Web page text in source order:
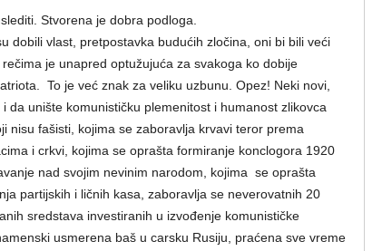
Stvorena je dobra podloga.
dobili vlast, pretpostavka budućih zločina, oni bi bili veći
je unapred optužujuća za svakoga ko dobije
To je već znak za veliku uzbunu. Opez! Neki novi,
da unište komunističku plemenitost i humanost zlikovca
nisu fašisti, kojima se zaboravlja krvavi teror prema
i crkvi, kojima se oprašta formiranje konclogora 1920
nad svojim nevinim narodom, kojima se oprašta
partijskih i ličnih kasa, zaboravlja se neverovatnih 20
sredstava investiranih u izvođenje komunističke
usmerena baš u carsku Rusiju, praćena sve vreme